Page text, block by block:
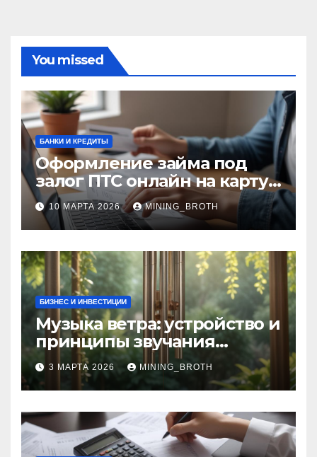
You missed
БАНКИ И КРЕДИТЫ
Оформление займа под
залог ПТС онлайн на карту
без визита в офис: порядок,
требования и документы
10 МАРТА 2026 MINING_BROTH
БИЗНЕС И ИНВЕСТИЦИИ
Музыка ветра: устройство и
принципы звучания
колокольчиков
3 МАРТА 2026 MINING_BROTH